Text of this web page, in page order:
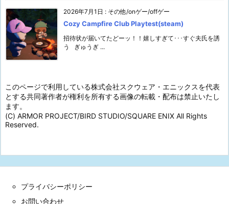
2026年7月1日 : その他/onゲー/offゲー
Cozy Campfire Club Playtest(steam)
招待状が届いてたどーッ！！嬉しすぎて･･･すぐ夫氏を誘
う ぎゅうぎ ...
このページで利用している株式会社スクウェア・エニックスを代表
とする共同著作者が権利を所有する画像の転載・配布は禁止いたし
ます。
(C) ARMOR PROJECT/BIRD STUDIO/SQUARE ENIX All Rights
Reserved.
プライバシーポリシー
お問い合わせ